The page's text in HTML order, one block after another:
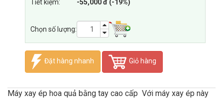
Tiết kiệm:
-55,000 đ (-19%)
Chọn số lượng:
Đặt hàng nhanh Giỏ hàng
Máy xay ép hoa quả bằng tay cao cấp Với máy xay ép này